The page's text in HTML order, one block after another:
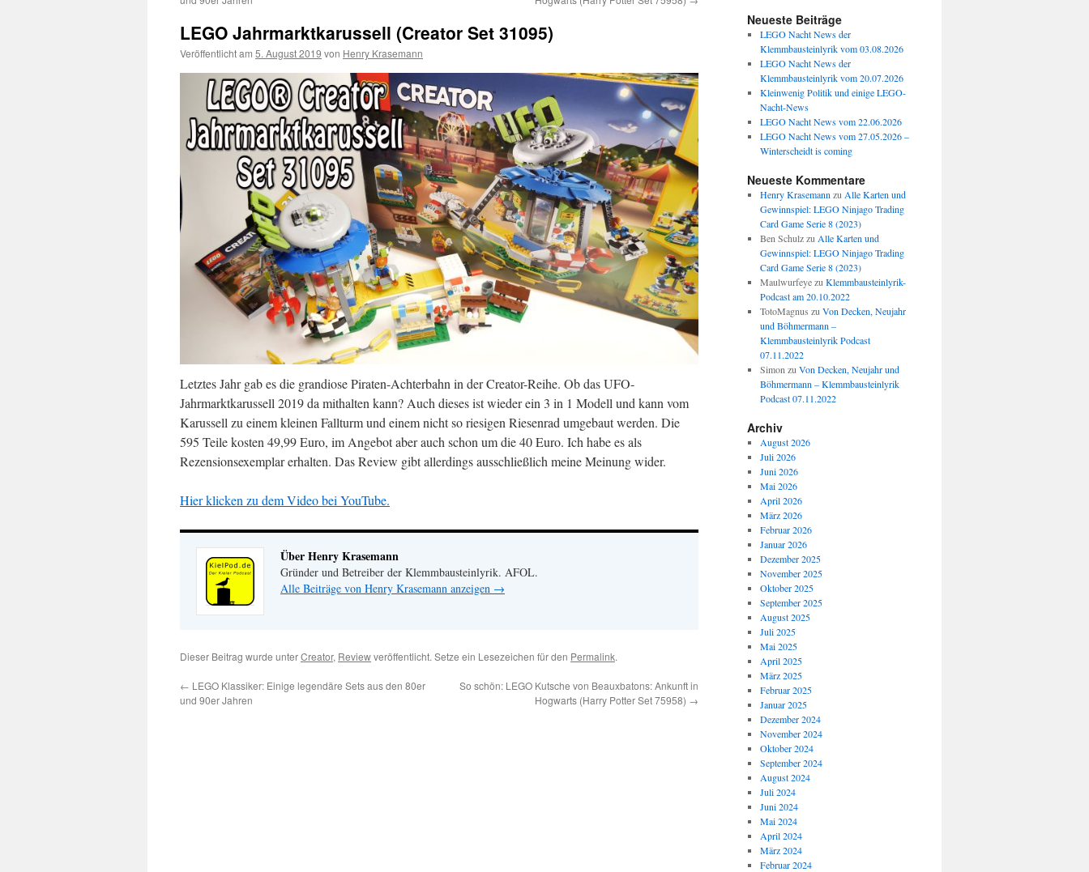
LEGO Jahrmarktkarussell (Creator Set 31095)
Veröffentlicht am 5. August 2019 von Henry Krasemann
Letztes Jahr gab es die grandiose Piraten-Achterbahn in der Creator-Reihe. Ob das UFO-
Jahrmarktkarussell 2019 da mithalten kann? Auch dieses ist wieder ein 3 in 1 Modell und kann vom
Karussell zu einem kleinen Fallturm und einem nicht so riesigen Riesenrad umgebaut werden. Die
595 Teile kosten 49,99 Euro, im Angebot aber auch schon um die 40 Euro. Ich habe es als
Rezensionsexemplar erhalten. Das Review gibt allerdings ausschließlich meine Meinung wider.
Hier klicken zu dem Video bei YouTube.
Über Henry Krasemann
Gründer und Betreiber der Klemmbausteinlyrik. AFOL.
Alle Beiträge von Henry Krasemann anzeigen →
Dieser Beitrag wurde unterCreator, Reviewveröffentlicht. Setze ein Lesezeichen für den Permalink.
← LEGO Klassiker: Einige legendäre Sets aus den 80er
und 90er Jahren
So schön: LEGO Kutsche von Beauxbatons: Ankunft in
Hogwarts (Harry Potter Set 75958) →
Neueste Beiträge
LEGO Nacht News der
Klemmbausteinlyrik vom 03.08.2026
LEGO Nacht News der
Klemmbausteinlyrik vom 20.07.2026
Kleinwenig Politik und einige LEGO-
Nacht-News
LEGO Nacht News vom 22.06.2026
LEGO Nacht News vom 27.05.2026 –
Winterscheidt is coming
Neueste Kommentare
Henry Krasemann zu Alle Karten und
Gewinnspiel: LEGO Ninjago Trading
Card Game Serie 8 (2023)
Ben Schulzzu Alle Karten und
Gewinnspiel: LEGO Ninjago Trading
Card Game Serie 8 (2023)
Maulwurfeyezu Klemmbausteinlyrik-
Podcast am 20.10.2022
TotoMagnus zu Von Decken, Neujahr
und Böhmermann –
Klemmbausteinlyrik Podcast
07.11.2022
Simon zu Von Decken, Neujahr und
Böhmermann – Klemmbausteinlyrik
Podcast 07.11.2022
Archiv
August 2026
Juli 2026
Juni 2026
Mai 2026
April 2026
März 2026
Februar 2026
Januar 2026
Dezember 2025
November 2025
Oktober 2025
September 2025
August 2025
Juli 2025
Mai 2025
April 2025
März 2025
Februar 2025
Januar 2025
Dezember 2024
November 2024
Oktober 2024
September 2024
August 2024
Juli 2024
Juni 2024
Mai 2024
April 2024
März 2024
Februar 2024